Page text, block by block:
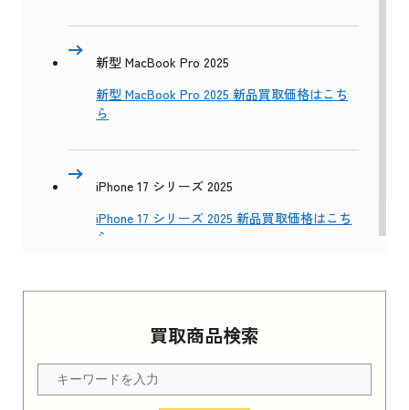
買取商品検索
新型 MacBook Pro 2025
新型 MacBook Pro 2025 新品買取価格はこち
ら
iPhone 17 シリーズ 2025
iPhone 17 シリーズ 2025 新品買取価格はこち
ら
Apple Watch Series 11 2025 新品買取価格はこ
ちら